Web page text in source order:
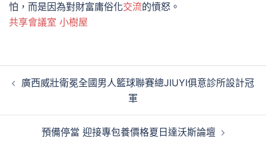
怕，而是因為對財富庸俗化交流的憤怒。
共享會議室 小樹屋
章
廣西威壯衛冕全國男人籃球聯賽總JIUYI俱意診所設計冠
軍
預備停當 迎接專包養價格夏日達沃斯論壇